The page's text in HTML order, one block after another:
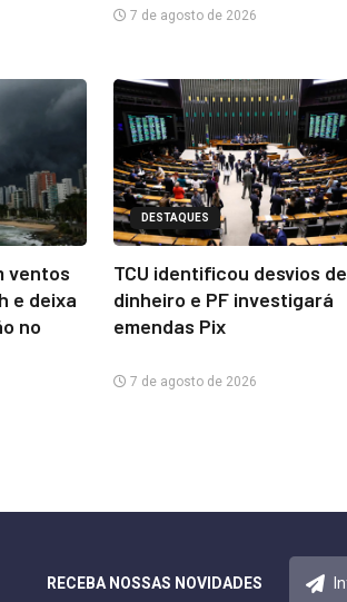
7 de agosto de 2026
ventos
e deixa
no
DESTAQUES
TCU identificou desvios de
dinheiro e PF investigará
emendas Pix
7 de agosto de 2026
RECEBA NOSSAS NOVIDADES